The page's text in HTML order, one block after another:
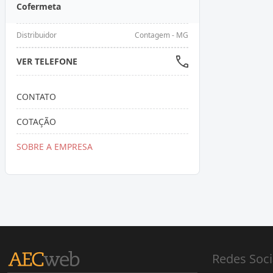
Cofermeta
Distribuidor Contagem - MG
VER TELEFONE
CONTATO
COTAÇÃO
SOBRE A EMPRESA
Redes